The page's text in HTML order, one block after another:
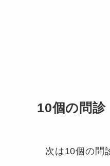
10個の問診
次は10個の問